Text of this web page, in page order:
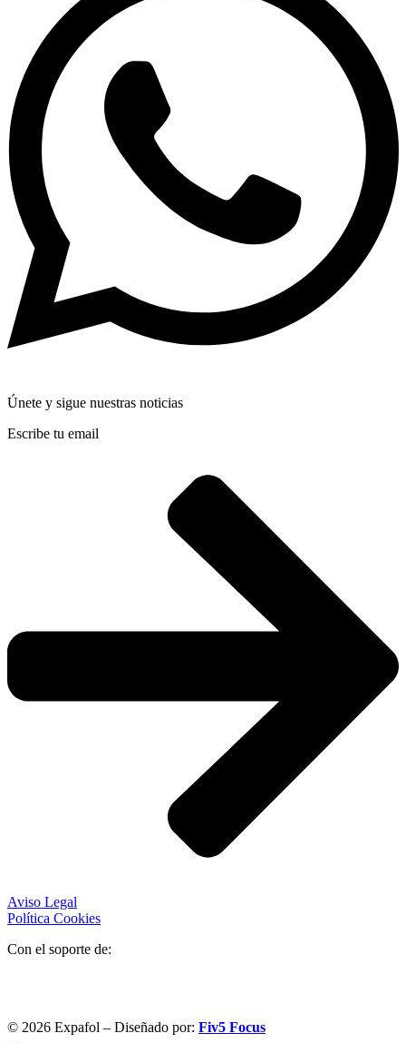
Únete y sigue nuestras noticias
Escribe tu email
Aviso Legal
Política Cookies
Con el soporte de:
© 2026 Expafol – Diseñado por: Fiv5 Focus